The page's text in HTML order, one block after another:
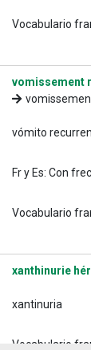
Vocabulario
vomissement
vómito
Fr y Es: Con
Vocabulario
xanthinurie
xantinuria
Vocabulario